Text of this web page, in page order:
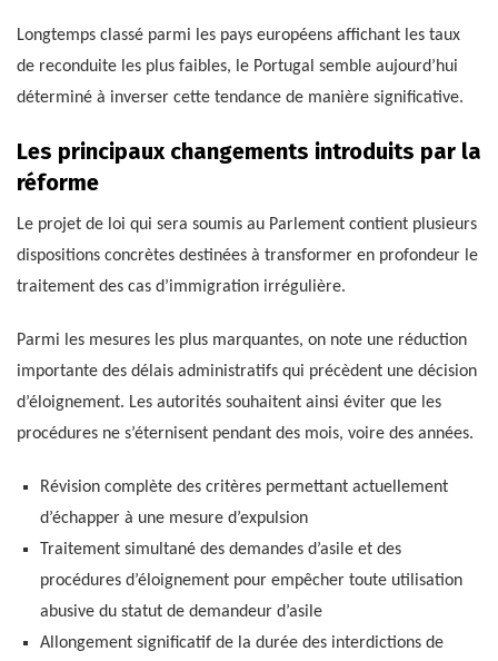
Longtemps classé parmi les pays européens affichant les taux
de reconduite les plus faibles, le Portugal semble aujourd’hui
déterminé à inverser cette tendance de manière significative.
Les principaux changements introduits par la
réforme
Le projet de loi qui sera soumis au Parlement contient plusieurs
dispositions concrètes destinées à transformer en profondeur le
traitement des cas d’immigration irrégulière.
Parmi les mesures les plus marquantes, on note une réduction
importante des délais administratifs qui précèdent une décision
d’éloignement. Les autorités souhaitent ainsi éviter que les
procédures ne s’éternisent pendant des mois, voire des années.
Révision complète des critères permettant actuellement
d’échapper à une mesure d’expulsion
Traitement simultané des demandes d’asile et des
procédures d’éloignement pour empêcher toute utilisation
abusive du statut de demandeur d’asile
Allongement significatif de la durée des interdictions de